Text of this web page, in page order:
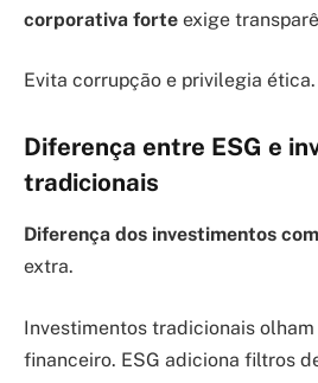
corporativa forte exige
Evita corrupção e privilegia ética.
Diferença entre ESG e
tradicionais
Diferença dos investimentos
extra.
Investimentos tradicionais
financeiro. ESG adiciona filtros